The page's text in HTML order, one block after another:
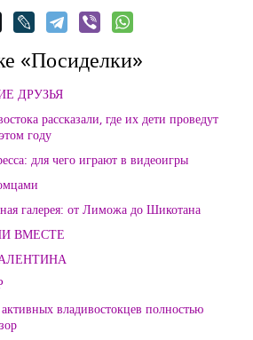
«Посиделки»
ДРУЗЬЯ
рассказали, где их дети проведут
году
для чего играют в видеоигры
галерея: от Лиможа до Шикотана
ВМЕСТЕ
владивостокцев полностью